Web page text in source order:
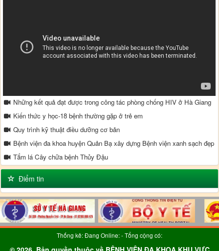
Những kết quả đạt được trong công tác phòng chống HIV ở Hà Giang
Kiến thức y học-18 bệnh thường gặp ở trẻ em
Quy trình kỹ thuật điều dưỡng cơ bản
Bệnh viện đa khoa huyện Quản Bạ xây dựng Bệnh viện xanh sạch đẹp
Tắm lá Cây chữa bệnh Thủy Đậu
Phòng ngừa bệnh ở trẻ em
Mô hình liên kết trồng cây dược liệu ở Quyết Tiến
Điểm tin
Thống kê: Đang Online:- Tổng cộng có: